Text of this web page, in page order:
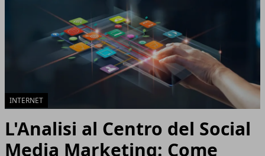
INTERNET
L'Analisi al Centro del Social
Media Marketing: Come